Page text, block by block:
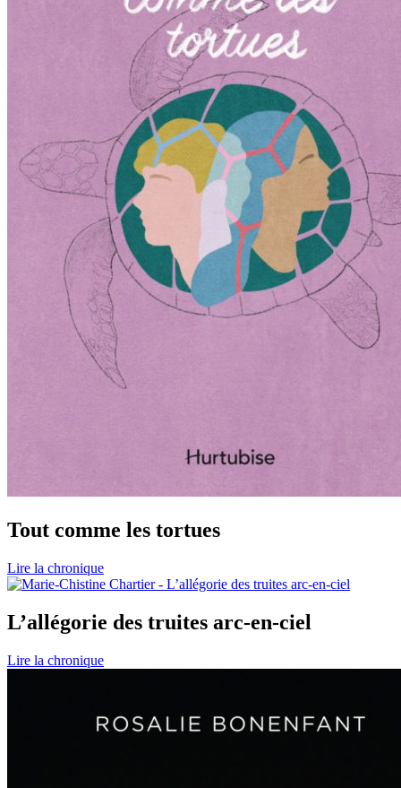
Tout comme les tortues
Lire la chronique
L’allégorie des truites arc-en-ciel
Lire la chronique